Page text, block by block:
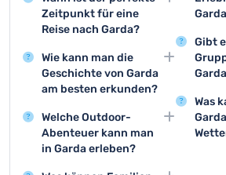
del Benaco und der
malerische Gardasee
Pflichttermine für
Besucher. Besonders
empfehlenswert ist
Stadtkern mit seinen
charmanten Gassen
und Plätzen.
Zeitpunkt für eine
Reise nach Garda?
Die beste Reisezeit ist
zwischen Mai und
September, wenn das
ist. Die Sommermonate
bieten optimale
Bedingungen für
Wie kann man die
Geschichte von Garda
am besten erkunden?
Besuchen Sie die
lokalen Museen und
historischen Stätten
Welche Outdoor-
Abenteuer kann man
in Garda erleben?
Windsurfen, Segeln und
dem
Burg
Gibt
Was